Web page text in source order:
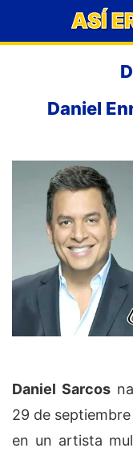
ASÍ
Daniel
Daniel Sarcos
29 de
en un artista